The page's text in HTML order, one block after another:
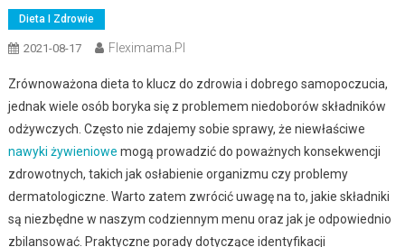
Dieta I Zdrowie
2021-08-17 Fleximama.pl
Zrównoważona dieta to klucz do zdrowia i dobrego samopoczucia,
jednak wiele osób boryka się z problemem niedoborów składników
odżywczych. Często nie zdajemy sobie sprawy, że niewłaściwe
nawyki żywieniowe mogą prowadzić do poważnych konsekwencji
zdrowotnych, takich jak osłabienie organizmu czy problemy
dermatologiczne. Warto zatem zwrócić uwagę na to, jakie składniki
są niezbędne w naszym codziennym menu oraz jak je odpowiednio
zbilansować. Praktyczne porady dotyczące identyfikacji